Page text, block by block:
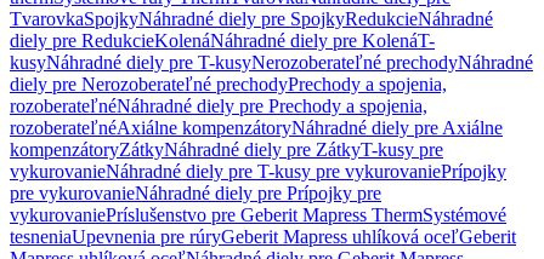
TvarovkaSpojkyNáhradné diely pre SpojkyRedukcieNáhradné
diely pre RedukcieKolenáNáhradné diely pre KolenáT-
kusyNáhradné diely pre T-kusyNerozoberateľné prechodyNáhradné
diely pre Nerozoberateľné prechodyPrechody a spojenia,
rozoberateľnéNáhradné diely pre Prechody a spojenia,
rozoberateľnéAxiálne kompenzátoryNáhradné diely pre Axiálne
kompenzátoryZátkyNáhradné diely pre ZátkyT-kusy pre
vykurovanieNáhradné diely pre T-kusy pre vykurovaniePrípojky
pre vykurovanieNáhradné diely pre Prípojky pre
vykurovaniePríslušenstvo pre Geberit Mapress ThermSystémové
tesneniaUpevnenia pre rúryGeberit Mapress uhlíková oceľGeberit